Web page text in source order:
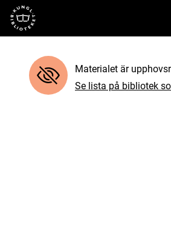
Till startsidan
Materialet är
Se lista på bibliotek